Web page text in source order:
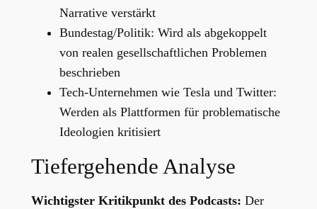
Narrative verstärkt
Bundestag/Politik: Wird als abgekoppelt
von realen gesellschaftlichen Problemen
beschrieben
Tech-Unternehmen wie Tesla und Twitter:
Werden als Plattformen für problematische
Ideologien kritisiert
Tiefergehende Analyse
Wichtigster Kritikpunkt des Podcasts: Der